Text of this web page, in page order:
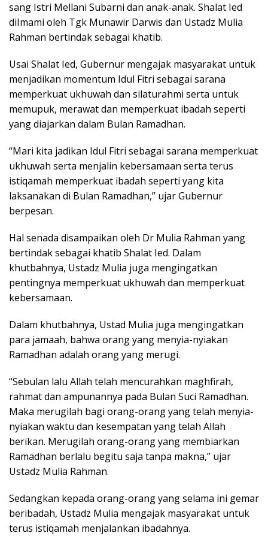
sang Istri Mellani Subarni dan anak-anak. Shalat Ied
diImami oleh Tgk Munawir Darwis dan Ustadz Mulia
Rahman bertindak sebagai khatib.
Usai Shalat Ied, Gubernur mengajak masyarakat untuk
menjadikan momentum Idul Fitri sebagai sarana
memperkuat ukhuwah dan silaturahmi serta untuk
memupuk, merawat dan memperkuat ibadah seperti
yang diajarkan dalam Bulan Ramadhan.
“Mari kita jadikan Idul Fitri sebagai sarana memperkuat
ukhuwah serta menjalin kebersamaan serta terus
istiqamah memperkuat ibadah seperti yang kita
laksanakan di Bulan Ramadhan,” ujar Gubernur
berpesan.
Hal senada disampaikan oleh Dr Mulia Rahman yang
bertindak sebagai khatib Shalat Ied. Dalam
khutbahnya, Ustadz Mulia juga mengingatkan
pentingnya memperkuat ukhuwah dan memperkuat
kebersamaan.
Dalam khutbahnya, Ustad Mulia juga mengingatkan
para jamaah, bahwa orang yang menyia-nyiakan
Ramadhan adalah orang yang merugi.
“Sebulan lalu Allah telah mencurahkan maghfirah,
rahmat dan ampunannya pada Bulan Suci Ramadhan.
Maka merugilah bagi orang-orang yang telah menyia-
nyiakan waktu dan kesempatan yang telah Allah
berikan. Merugilah orang-orang yang membiarkan
Ramadhan berlalu begitu saja tanpa makna,” ujar
Ustadz Mulia Rahman.
Sedangkan kepada orang-orang yang selama ini gemar
beribadah, Ustadz Mulia mengajak masyarakat untuk
terus istiqamah menjalankan ibadahnya.